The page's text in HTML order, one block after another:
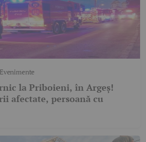
Evenimente
la Priboieni, în Argeș!
afectate, persoană cu